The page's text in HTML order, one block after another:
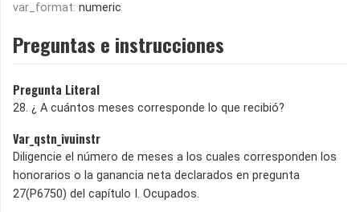
var_format: numeric
Preguntas e instrucciones
Pregunta Literal
28. ¿ A cuántos meses corresponde lo que recibió?
Var_qstn_ivuinstr
Diligencie el número de meses a los cuales corresponden los
honorarios o la ganancia neta declarados en pregunta
27(P6750) del capítulo I. Ocupados.